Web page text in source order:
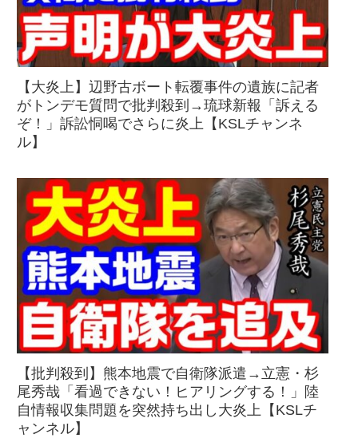
【大炎上】辺野古ボート転覆事件の遺族に記者
がトンデモ質問で批判殺到→琉球新報「訴える
ぞ！」訴訟恫喝でさらに炎上【KSLチャンネ
ル】
【批判殺到】熊本地震で自衛隊派遣→立憲・杉
尾秀哉「看過できない！ヒアリングする！」陸
自情報収集問題を突然持ち出し大炎上【KSLチ
ャンネル】